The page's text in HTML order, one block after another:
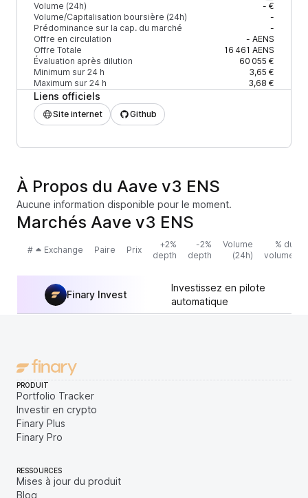
Volume (24h)
- €
Volume/Capitalisation boursière (24h)
-
Prédominance sur la cap. du marché
-
Offre en circulation
- AENS
Offre Totale
16 461 AENS
Évaluation après dilution
60 055 €
Minimum sur 24 h
3,65 €
Maximum sur 24 h
3,68 €
Liens officiels
Site internet Github
À Propos du Aave v3 ENS
Aucune information disponible pour le moment.
Marchés Aave v3 ENS
# Exchange Paire Prix
+2%
depth
-2%
depth
Volume
(24h)
% du
volume
Finary Invest
Investissez en pilote
automatique
PRODUIT
Portfolio Tracker
Investir en crypto
Finary Plus
Finary Pro
RESSOURCES
Mises à jour du produit
Blog